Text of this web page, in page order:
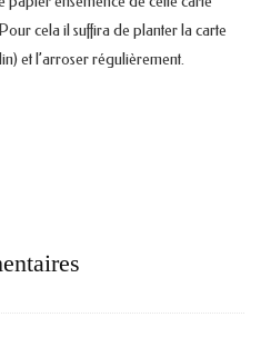
cela il suffira de planter la carte
et l’arroser régulièrement.